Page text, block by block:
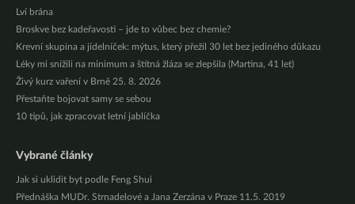
Lví brána
Broskve bez kadeřavosti – jde to vůbec bez chemie?
Krevní skupina a jídelníček: mýtus, který přežil 30 let bez jediného důkazu
Léky mi snížili na minimum a štítná žláza se zlepšila (Martina, 41 let)
Živý kurz vaření v Brně 25. 8. 2026
Přestaňte bojovat samy se sebou
10 tipů, jak zpracovat letní jablíčka
Vybrané články
Jak si uklidit byt podle Feng Shui
Přednáška MUDr. Strnadelové a Jana Zerzána v Praze 11.5. 2019